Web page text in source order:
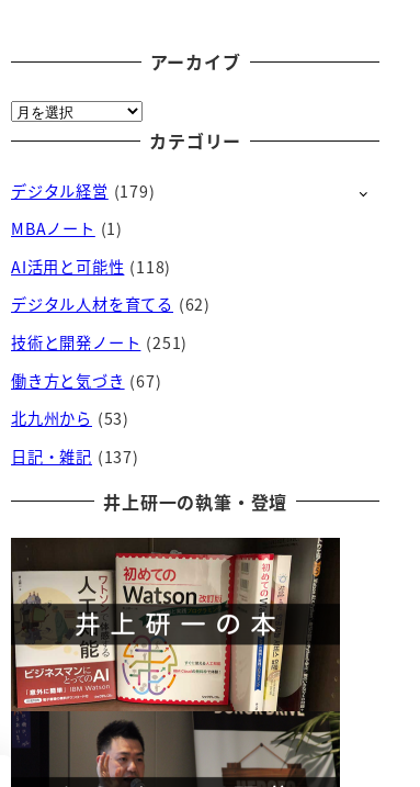
アーカイブ
ア
ー
イ
ブ
カテゴリー
デジタル経営 (179)
MBAノート (1)
AI活用と可能性 (118)
デジタル人材を育てる (62)
技術と開発ノート (251)
働き方と気づき (67)
北九州から (53)
日記・雑記 (137)
井上研一の執筆・登壇